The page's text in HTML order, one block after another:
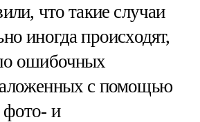
что такие случаи
иногда происходят,
ошибочных
с помощью
фото- и